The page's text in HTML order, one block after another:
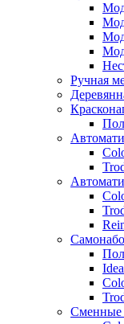
Ручная
Сменные